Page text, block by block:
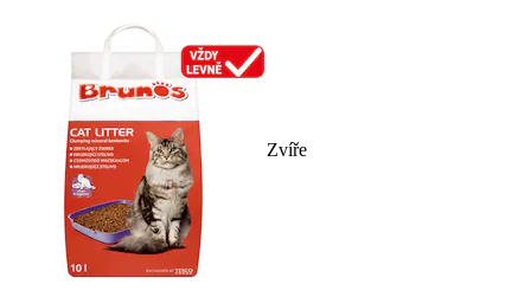
Zvíře